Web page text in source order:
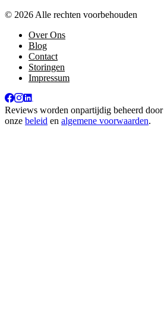
© 2026 Alle rechten voorbehouden
Over Ons
Blog
Contact
Storingen
Impressum
Reviews worden onpartijdig beheerd door
onze beleid en algemene voorwaarden.